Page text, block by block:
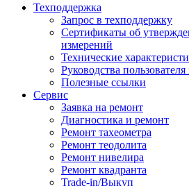
Техподдержка
Запрос в техподдержку
Сертификаты об
измерений
Технические
Руководства
Полезные ссылки
Сервис
Заявка на ремонт
Диагностика и ремонт
Ремонт тахеометра
Ремонт теодолита
Ремонт нивелира
Ремонт квадранта
Trade-in/Выкуп